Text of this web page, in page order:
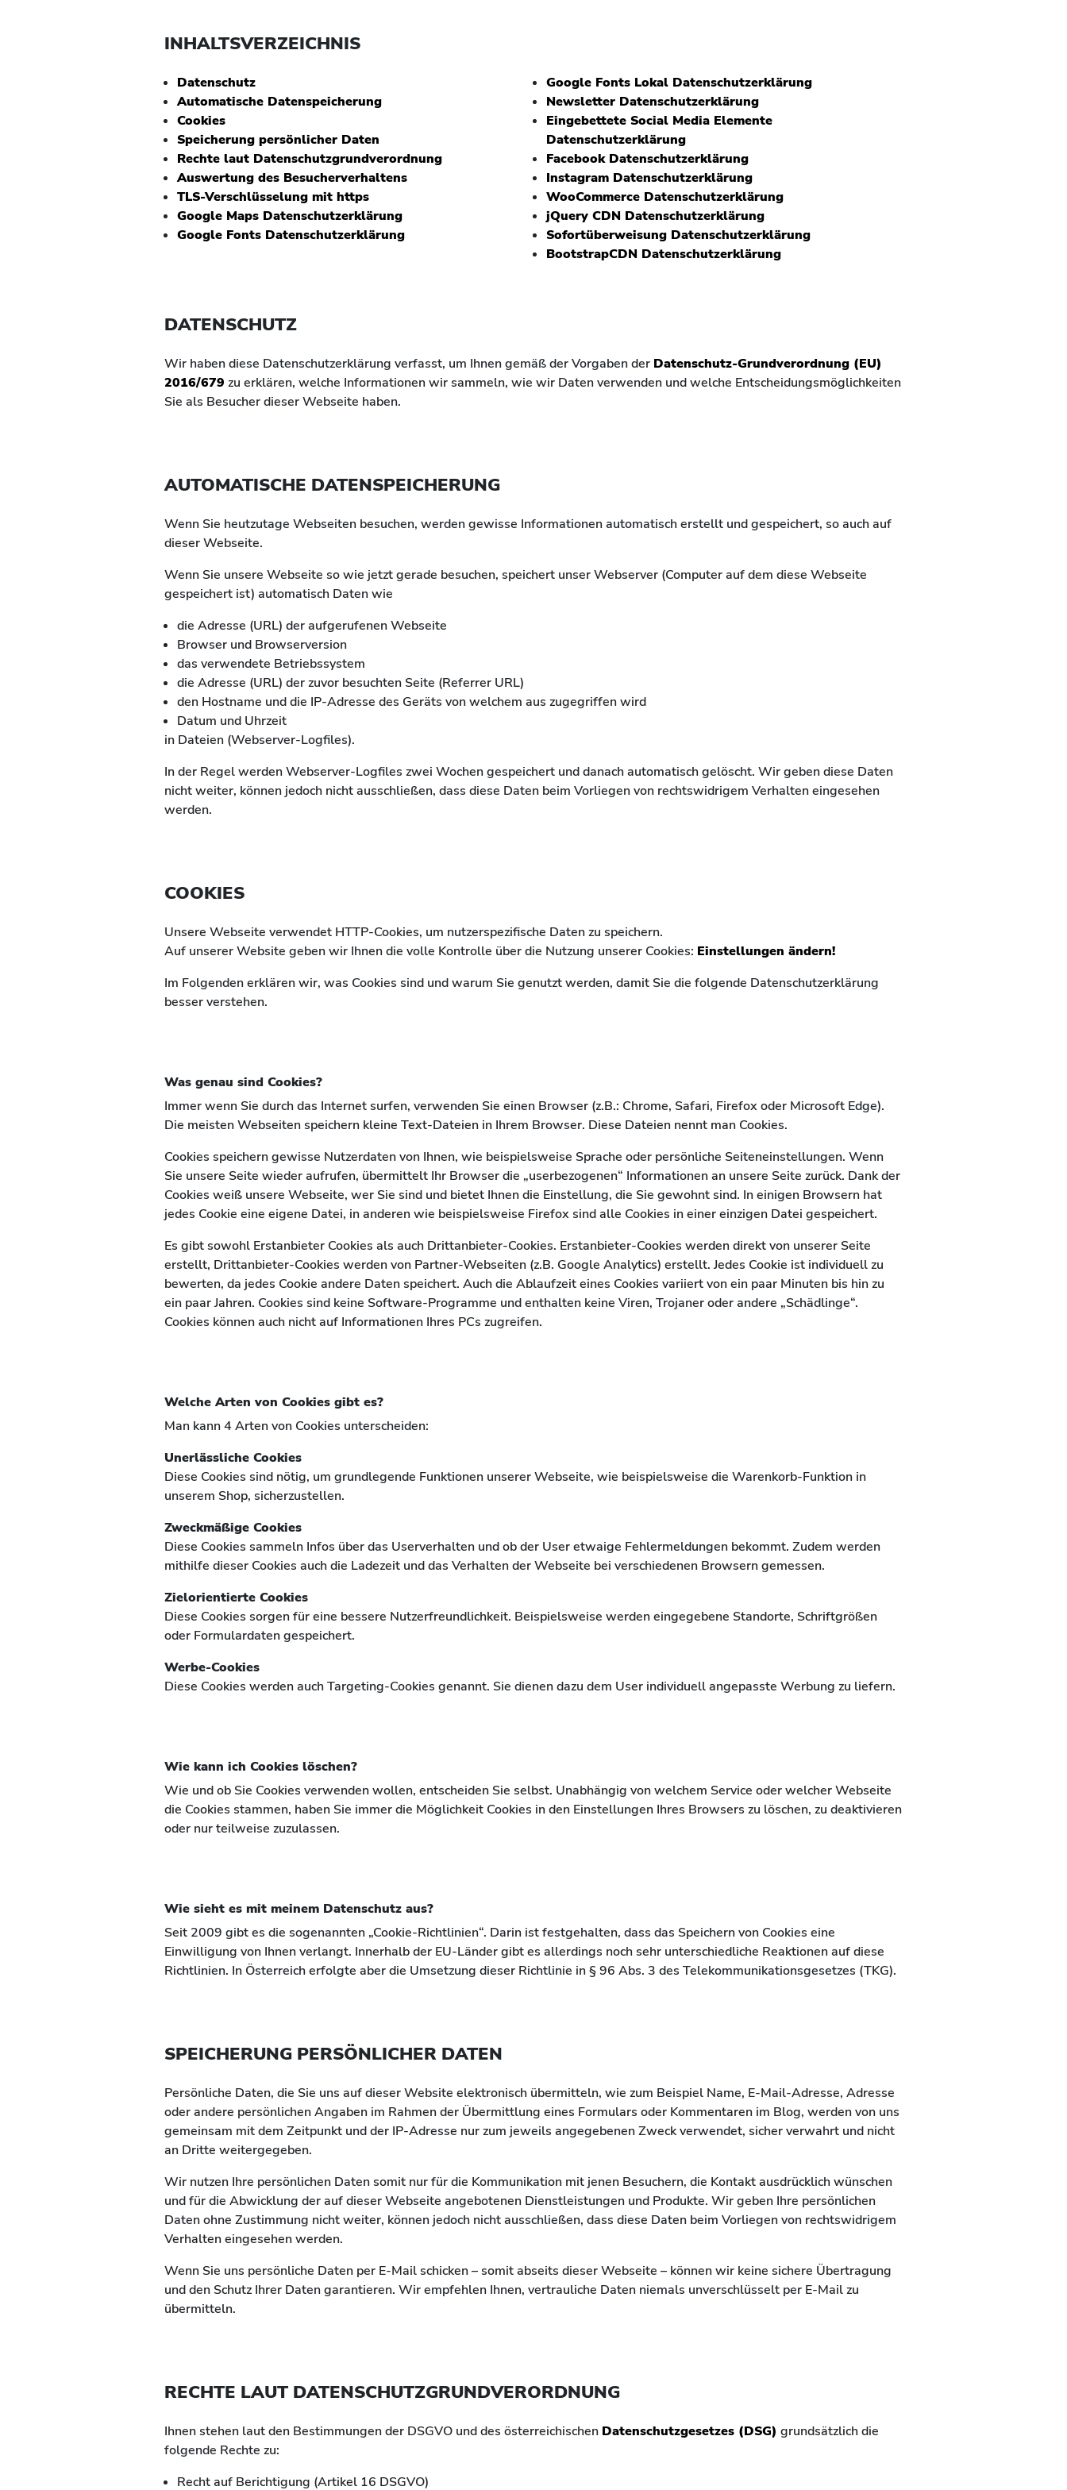
INHALTSVERZEICHNIS
Datenschutz
Automatische Datenspeicherung
Cookies
Speicherung persönlicher Daten
Rechte laut Datenschutzgrundverordnung
Auswertung des Besucherverhaltens
TLS-Verschlüsselung mit https
Google Maps Datenschutzerklärung
Google Fonts Datenschutzerklärung
Google Fonts Lokal Datenschutzerklärung
Newsletter Datenschutzerklärung
Eingebettete Social Media Elemente
Datenschutzerklärung
Facebook Datenschutzerklärung
Instagram Datenschutzerklärung
WooCommerce Datenschutzerklärung
jQuery CDN Datenschutzerklärung
Sofortüberweisung Datenschutzerklärung
BootstrapCDN Datenschutzerklärung
DATENSCHUTZ
Wir haben diese Datenschutzerklärung verfasst, um Ihnen gemäß der Vorgaben der Datenschutz-Grundverordnung (EU)
2016/679 zu erklären, welche Informationen wir sammeln, wie wir Daten verwenden und welche Entscheidungsmöglichkeiten
Sie als Besucher dieser Webseite haben.
AUTOMATISCHE DATENSPEICHERUNG
Wenn Sie heutzutage Webseiten besuchen, werden gewisse Informationen automatisch erstellt und gespeichert, so auch auf
dieser Webseite.
Wenn Sie unsere Webseite so wie jetzt gerade besuchen, speichert unser Webserver (Computer auf dem diese Webseite
gespeichert ist) automatisch Daten wie
die Adresse (URL) der aufgerufenen Webseite
Browser und Browserversion
das verwendete Betriebssystem
die Adresse (URL) der zuvor besuchten Seite (Referrer URL)
den Hostname und die IP-Adresse des Geräts von welchem aus zugegriffen wird
Datum und Uhrzeit
in Dateien (Webserver-Logfiles).
In der Regel werden Webserver-Logfiles zwei Wochen gespeichert und danach automatisch gelöscht. Wir geben diese Daten
nicht weiter, können jedoch nicht ausschließen, dass diese Daten beim Vorliegen von rechtswidrigem Verhalten eingesehen
werden.
COOKIES
Unsere Webseite verwendet HTTP-Cookies, um nutzerspezifische Daten zu speichern.
Auf unserer Website geben wir Ihnen die volle Kontrolle über die Nutzung unserer Cookies: Einstellungen ändern!
Im Folgenden erklären wir, was Cookies sind und warum Sie genutzt werden, damit Sie die folgende Datenschutzerklärung
besser verstehen.
Was genau sind Cookies?
Immer wenn Sie durch das Internet surfen, verwenden Sie einen Browser (z.B.: Chrome, Safari, Firefox oder Microsoft Edge).
Die meisten Webseiten speichern kleine Text-Dateien in Ihrem Browser. Diese Dateien nennt man Cookies.
Cookies speichern gewisse Nutzerdaten von Ihnen, wie beispielsweise Sprache oder persönliche Seiteneinstellungen. Wenn
Sie unsere Seite wieder aufrufen, übermittelt Ihr Browser die „userbezogenen“ Informationen an unsere Seite zurück. Dank der
Cookies weiß unsere Webseite, wer Sie sind und bietet Ihnen die Einstellung, die Sie gewohnt sind. In einigen Browsern hat
jedes Cookie eine eigene Datei, in anderen wie beispielsweise Firefox sind alle Cookies in einer einzigen Datei gespeichert.
Es gibt sowohl Erstanbieter Cookies als auch Drittanbieter-Cookies. Erstanbieter-Cookies werden direkt von unserer Seite
erstellt, Drittanbieter-Cookies werden von Partner-Webseiten (z.B. Google Analytics) erstellt. Jedes Cookie ist individuell zu
bewerten, da jedes Cookie andere Daten speichert. Auch die Ablaufzeit eines Cookies variiert von ein paar Minuten bis hin zu
ein paar Jahren. Cookies sind keine Software-Programme und enthalten keine Viren, Trojaner oder andere „Schädlinge“.
Cookies können auch nicht auf Informationen Ihres PCs zugreifen.
Welche Arten von Cookies gibt es?
Man kann 4 Arten von Cookies unterscheiden:
Unerlässliche Cookies
Diese Cookies sind nötig, um grundlegende Funktionen unserer Webseite, wie beispielsweise die Warenkorb-Funktion in
unserem Shop, sicherzustellen.
Zweckmäßige Cookies
Diese Cookies sammeln Infos über das Userverhalten und ob der User etwaige Fehlermeldungen bekommt. Zudem werden
mithilfe dieser Cookies auch die Ladezeit und das Verhalten der Webseite bei verschiedenen Browsern gemessen.
Zielorientierte Cookies
Diese Cookies sorgen für eine bessere Nutzerfreundlichkeit. Beispielsweise werden eingegebene Standorte, Schriftgrößen
oder Formulardaten gespeichert.
Werbe-Cookies
Diese Cookies werden auch Targeting-Cookies genannt. Sie dienen dazu dem User individuell angepasste Werbung zu liefern.
Wie kann ich Cookies löschen?
Wie und ob Sie Cookies verwenden wollen, entscheiden Sie selbst. Unabhängig von welchem Service oder welcher Webseite
die Cookies stammen, haben Sie immer die Möglichkeit Cookies in den Einstellungen Ihres Browsers zu löschen, zu deaktivieren
oder nur teilweise zuzulassen.
Wie sieht es mit meinem Datenschutz aus?
Seit 2009 gibt es die sogenannten „Cookie-Richtlinien“. Darin ist festgehalten, dass das Speichern von Cookies eine
Einwilligung von Ihnen verlangt. Innerhalb der EU-Länder gibt es allerdings noch sehr unterschiedliche Reaktionen auf diese
Richtlinien. In Österreich erfolgte aber die Umsetzung dieser Richtlinie in § 96 Abs. 3 des Telekommunikationsgesetzes (TKG).
SPEICHERUNG PERSÖNLICHER DATEN
Persönliche Daten, die Sie uns auf dieser Website elektronisch übermitteln, wie zum Beispiel Name, E-Mail-Adresse, Adresse
oder andere persönlichen Angaben im Rahmen der Übermittlung eines Formulars oder Kommentaren im Blog, werden von uns
gemeinsam mit dem Zeitpunkt und der IP-Adresse nur zum jeweils angegebenen Zweck verwendet, sicher verwahrt und nicht
an Dritte weitergegeben.
Wir nutzen Ihre persönlichen Daten somit nur für die Kommunikation mit jenen Besuchern, die Kontakt ausdrücklich wünschen
und für die Abwicklung der auf dieser Webseite angebotenen Dienstleistungen und Produkte. Wir geben Ihre persönlichen
Daten ohne Zustimmung nicht weiter, können jedoch nicht ausschließen, dass diese Daten beim Vorliegen von rechtswidrigem
Verhalten eingesehen werden.
Wenn Sie uns persönliche Daten per E-Mail schicken – somit abseits dieser Webseite – können wir keine sichere Übertragung
und den Schutz Ihrer Daten garantieren. Wir empfehlen Ihnen, vertrauliche Daten niemals unverschlüsselt per E-Mail zu
übermitteln.
RECHTE LAUT DATENSCHUTZ­GRUND­VERORDNUNG
Ihnen stehen laut den Bestimmungen der DSGVO und des österreichischen Datenschutzgesetzes (DSG) grundsätzlich die
folgende Rechte zu:
Recht auf Berichtigung (Artikel 16 DSGVO)